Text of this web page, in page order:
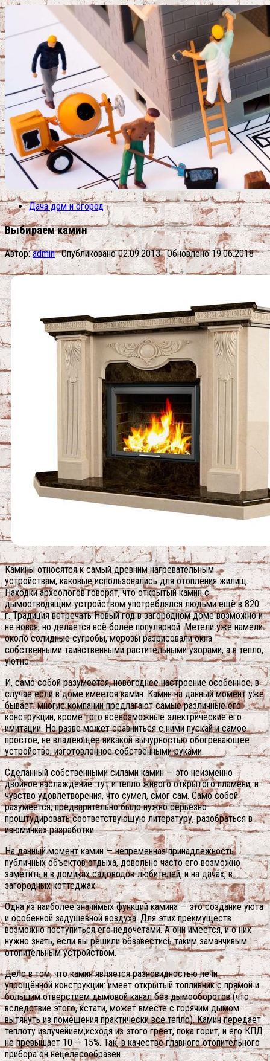
Дача дом и огород
Выбираем камин
Автор:admin · Опубликовано02.09.2013· Обновлено19.06.2018
Камины относятся к самый древним нагревательным
устройствам, каковые использовались для отопления жилищ.
Находки археологов говорят, что открытый камин с
дымоотводящим устройством употреблялся людьми ещё в 820
г. Традиция встречать Новый год в загородном доме возможно и
не новая, но делается всё более популярной. Метели уже намели
около солидные сугробы, морозы разрисовали окна
собственными таинственными растительными узорами, а в тепло,
уютно.
И, само собой разумеется, новогоднее настроение особенное, в
случае если в доме имеется камин. Камин на данный момент уже
бывает: многие компании предлагают самые различные его
конструкции, кроме того всевозможные электрические его
имитации. Но разве может сравниться с ними пускай и самое
простое, не владеющее никакой вычурностью обогревающее
устройство, изготовленное собственными руками.
Сделанный собственными силами камин — это неизменно
двойное наслаждение: тут и тепло живого открытого пламени, и
чувство удовлетворения, что сумел, смог сам.Само собой
разумеется, предварительно было нужно серьёзно
проштудировать соответствующую литературу, разобраться в
изюминках разработки.
На данный момент камин — непременная принадлежность
публичных объектов отдыха, довольно часто его возможно
заметить и в домиках садоводов-любителей, и на дачах, в
загородных коттеджах.
Одна из наиболее значимых функций камина — это создание уюта
и особенной задушевной воздуха. Для этих преимуществ
возможно поступиться его недочётами. А они имеется, и о них
нужно знать, если вы решили обзавестись таким заманчивым
отопительным устройством.
Дело в том, что камин является разновидностью печи
упрощённой конструкции: имеет открытый топливник с прямой и
большим отверстием дымовой канал без дымооборотов (что
вследствие этого, кстати, может вместе с горячим дымом
вытянуть из помещения практически всё тепло). Камин передаёт
теплоту излучейием,исходя из этого греет, пока горит, и его КПД
не превышает 10 — 15%. Так, в качестве главного отопительного
прибора он нецелесообразен.